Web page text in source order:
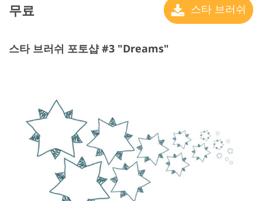
무료 스타 브러쉬
스타 브러쉬 포토샵 #3 "Dreams"